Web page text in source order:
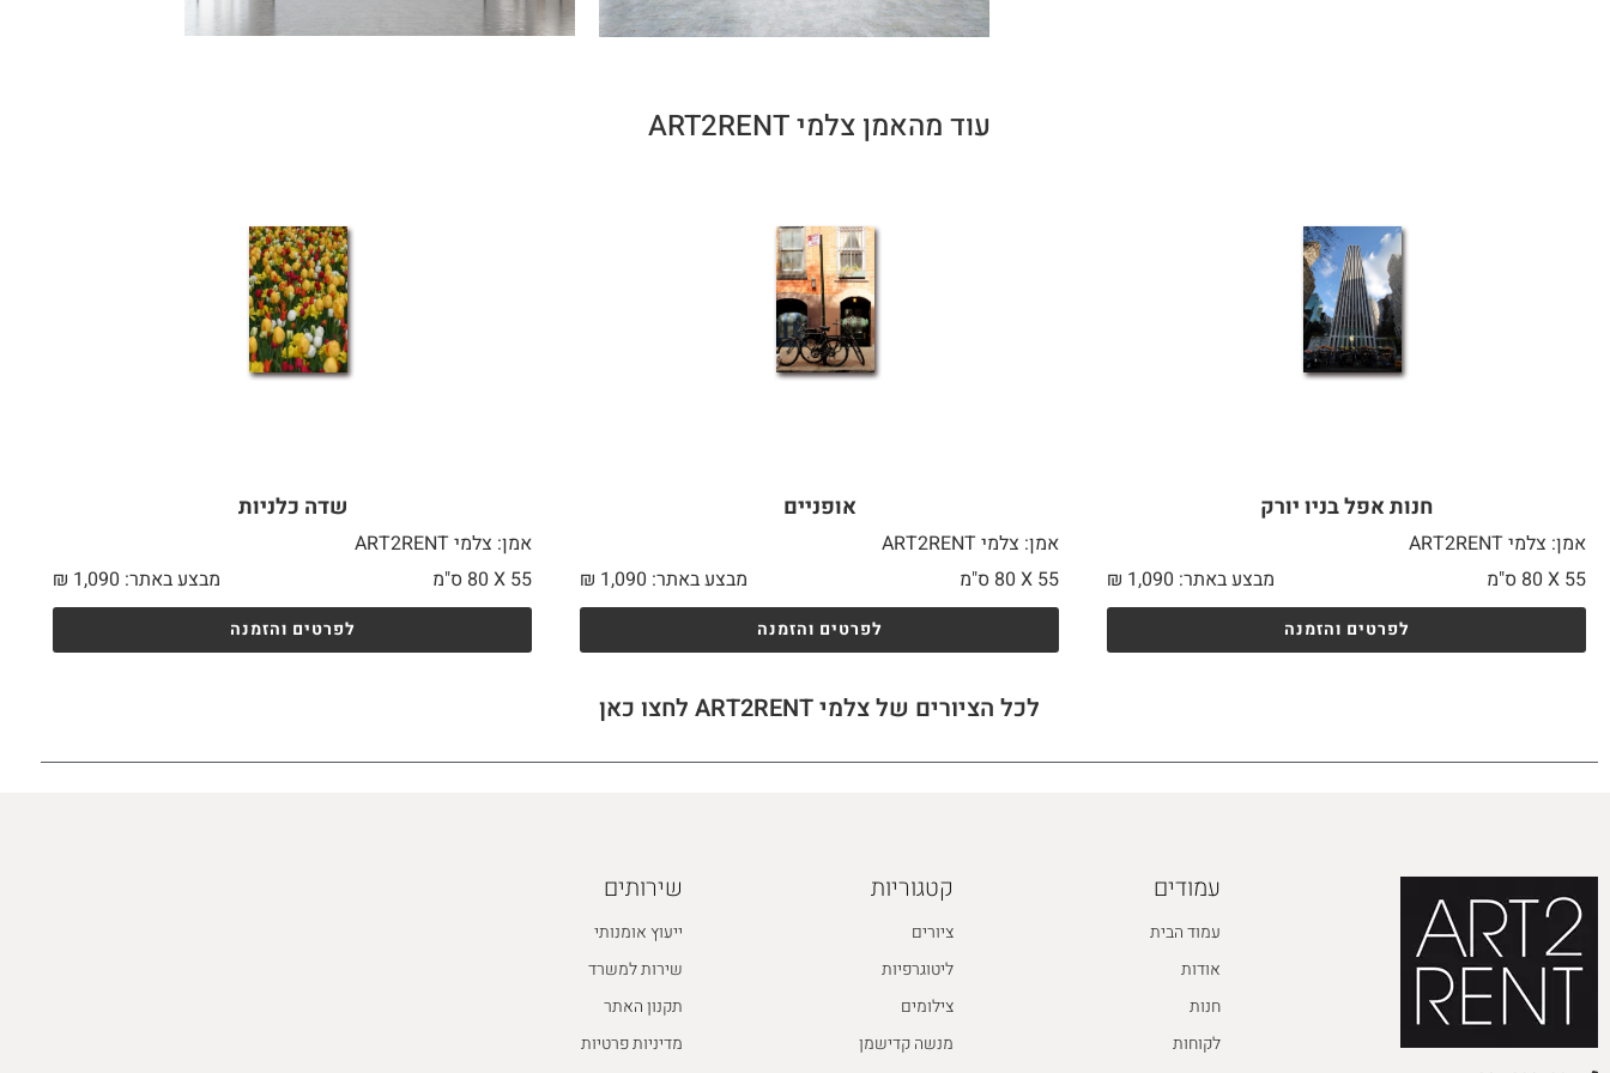
עוד מהאמן צלמי ART2RENT
חנות אפל בניו יורק
אמן: צלמי ART2RENT
55 X
מבצע באתר: ₪ 1,090
לפרטים והזמנה
אופניים
אמן: צלמי ART2RENT
55 X
מבצע באתר: ₪ 1,090
לפרטים והזמנה
שדה כלניות
אמן: צלמי ART2RENT
55 X
מבצע באתר: ₪ 1,090
לפרטים והזמנה
לכל הציורים של צלמי ART2RENT לחצו כאן
עמודים
עמוד הבית
אודות
חנות
לקוחות
קטגוריות
ציורים
ליטוגרפיות
צילומים
מנשה קדישמן
שירותים
ייעוץ אומנותי
שירות למשרד
תקנון האתר
מדיניות פרטיות